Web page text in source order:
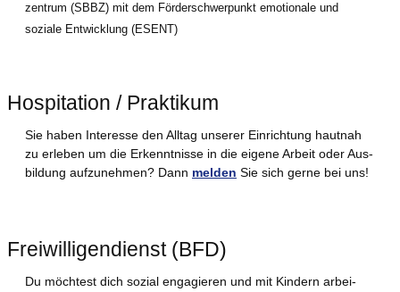
zen­trum (SBBZ) mit dem För­der­schwer­punkt emo­tio­na­le und
sozia­le Ent­wick­lung (ESENT)
Hospitation / Praktikum
Sie haben Inter­es­se den All­tag unse­rer Ein­rich­tung haut­nah
zu erle­ben um die Erkennt­nis­se in die eige­ne Arbeit oder Aus­
bil­dung auf­zu­neh­men? Dann mel­den Sie sich ger­ne bei uns!
Freiwilligendienst (BFD)
Du möch­test dich sozi­al enga­gie­ren und mit Kin­dern arbei­